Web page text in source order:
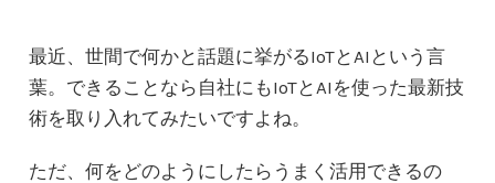
最近、世間で何かと話題に挙がるIoTとAIという言
葉。できることなら自社にもIoTとAIを使った最新技
術を取り入れてみたいですよね。
ただ、何をどのようにしたらうまく活用できるの